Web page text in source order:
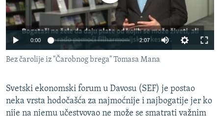
SPECIJALI RSE
VIŠE OD NASLOVA
GENOCID U SREBRENICI
POPLAVE I KLIZIŠTA U BIH 2024.
POST SCRIPTUM
PRATITE NAS
Sve RFE/RL stranice
0:00 2:07
Bez čarolije iz "Čarobnog brega" Tomasa Mana
Svetski ekonomski forum u Davosu (SEF) je postao
neka vrsta hodočašća za najmoćnije i najbogatije jer ko
nije na njemu učestvovao ne može se smatrati važnim